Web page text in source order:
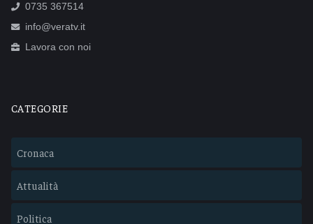
0735 367514
info@veratv.it
Lavora con noi
CATEGORIE
Cronaca
Attualità
Politica